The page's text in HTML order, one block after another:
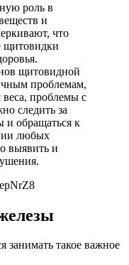
роль в
и
что
щитовидки
щитовидной
проблемам,
веса, проблемы с
следить за
и обращаться к
любых
выявить и
занимать такое важное